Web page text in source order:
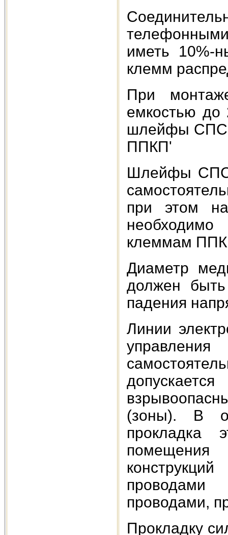
иметь 10%-
клемм
При
емкостью до
шлейфы СПС
ППКП'
Шлейфы СПС
при этом
клеммам
Диаметр
должен быть
падения
Линии
(зоны). В
прокладка
помещения
проводами,
Прокладку